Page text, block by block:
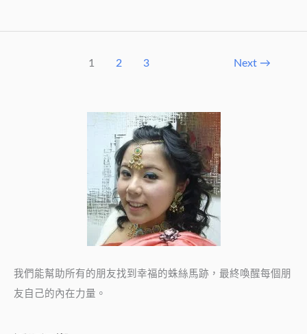
們
1 2 3 Next →
我們能幫助所有的朋友找到幸福的蛛絲馬跡，最終喚醒每個朋
友自己的內在力量。